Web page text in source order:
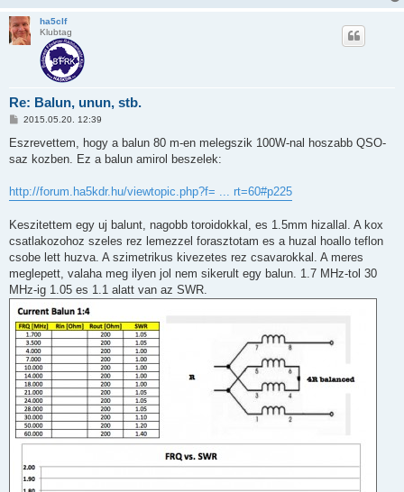
ha5clf
Klubtag
Re: Balun, unun, stb.
P
s
2015.05.20. 12:39
Eszrevettem, hogy a balun 80 m-en melegszik 100W-nal hoszabb QSO-
saz kozben. Ez a balun amirol beszelek:
http://forum.ha5kdr.hu/viewtopic.php?f= ... rt=60#p225
Keszitettem egy uj balunt, nagobb toroidokkal, es 1.5mm hizallal. A kox
csatlakozohoz szeles rez lemezzel forasztotam es a huzal hoallo teflon
csobe lett huzva. A szimetrikus kivezetes rez csavarokkal. A meres
meglepett, valaha meg ilyen jol nem sikerult egy balun. 1.7 MHz-tol 30
MHz-ig 1.05 es 1.1 alatt van az SWR.